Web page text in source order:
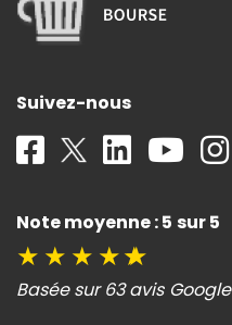
Suivez-nous
Note moyenne : 5 sur 5
★ ★ ★ ★★
Basée sur 63 avis Google